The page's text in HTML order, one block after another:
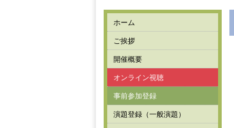
ホーム
ご挨拶
開催概要
オンライン視聴
事前参加登録
演題登録（一般演題）